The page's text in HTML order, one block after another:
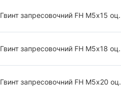
Гвинт запресовочний FH М5х15 оц.
Гвинт запресовочний FH М5х18 оц.
Гвинт запресовочний FH М5х20 оц.